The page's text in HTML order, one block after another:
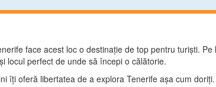
face acest loc o destinaţie de top pentru turişti.
locul perfect de unde să începi o călătorie.
îţi oferă libertatea de a explora Tenerife aşa cum doriţi.